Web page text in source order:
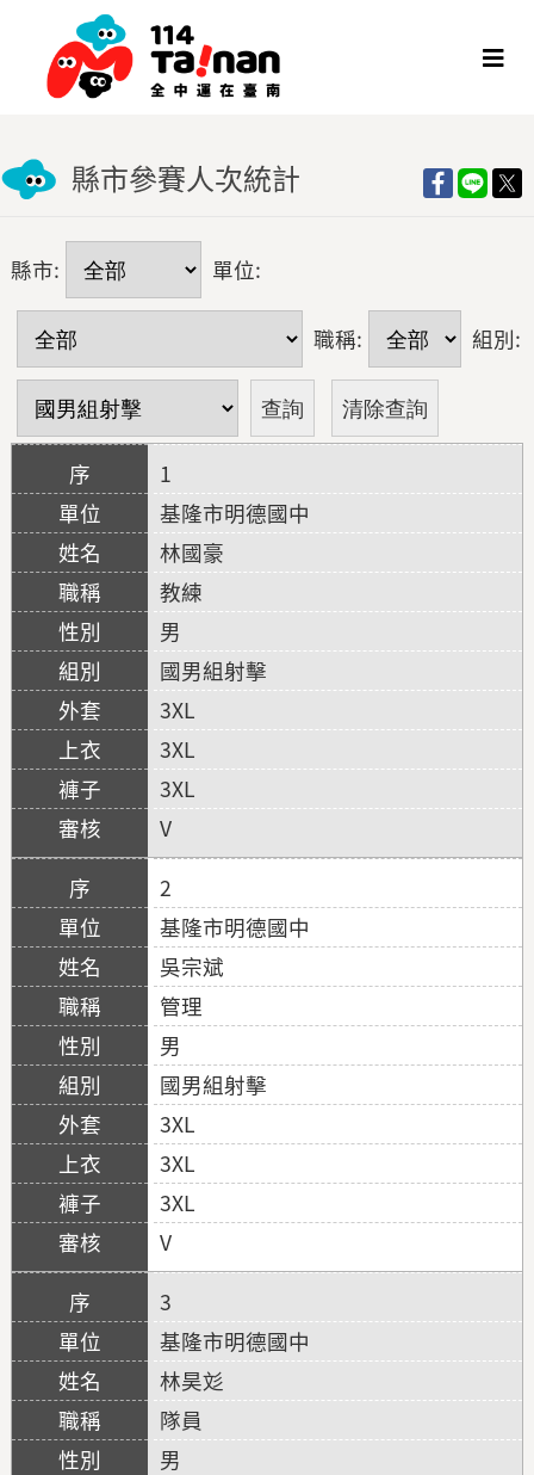
縣市參賽人次統計
縣市: 單位:
職稱: 組別:
1
基隆市明德國中
林國豪
教練
男
國男組射擊
3XL
3XL
3XL
V
2
基隆市明德國中
吳宗斌
管理
男
國男組射擊
3XL
3XL
3XL
V
3
基隆市明德國中
林昊彣
隊員
男